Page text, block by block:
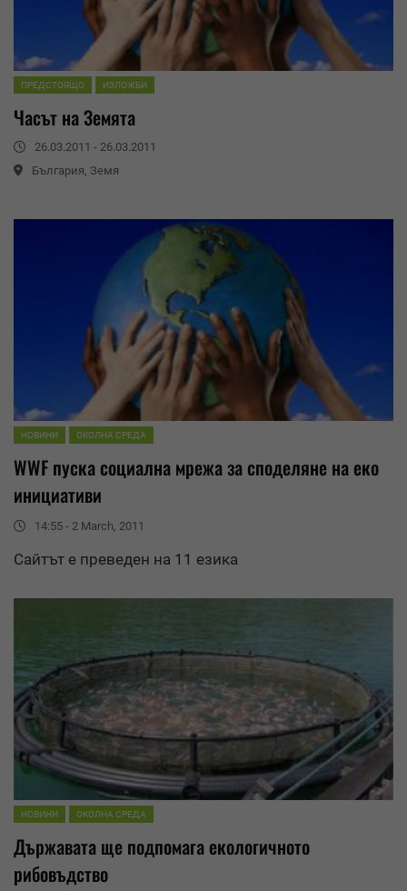
ПРЕДСТОЯЩО ИЗЛОЖБИ
Часът на Земята
26.03.2011 - 26.03.2011
България, Земя
НОВИНИ ОКОЛНА СРЕДА
WWF пуска социална мрежа за споделяне на еко
инициативи
14:55 - 2 March, 2011
Сайтът е преведен на 11 езика
НОВИНИ ОКОЛНА СРЕДА
Държавата ще подпомага екологичното
рибовъдство